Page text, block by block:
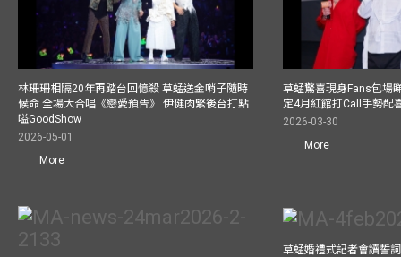
林珊珊相隔20年再踏台回憶殺 草蜢送金哨子隨時
候命 全場大合唱《戀愛預告》 伊健肉緊後台打點
嗌GoodShow
2026-05-01
More
草蜢驚喜現身Fans包場
定4月紅館打Call手勢配
2026-03-30
More
草蜢婚禮式記者會讀誓